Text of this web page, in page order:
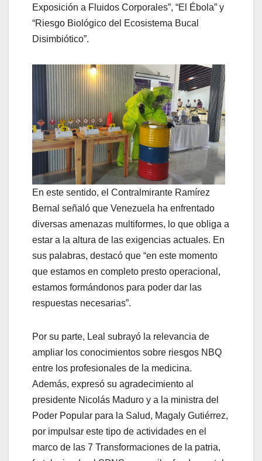
Exposición a Fluidos Corporales”, “El Ébola” y
“Riesgo Biológico del Ecosistema Bucal
Disimbiótico”.
En este sentido, el Contralmirante Ramírez
Bernal señaló que Venezuela ha enfrentado
diversas amenazas multiformes, lo que obliga a
estar a la altura de las exigencias actuales. En
sus palabras, destacó que “en este momento
que estamos en completo presto operacional,
estamos formándonos para poder dar las
respuestas necesarias”.
Por su parte, Leal subrayó la relevancia de
ampliar los conocimientos sobre riesgos NBQ
entre los profesionales de la medicina.
Además, expresó su agradecimiento al
presidente Nicolás Maduro y a la ministra del
Poder Popular para la Salud, Magaly Gutiérrez,
por impulsar este tipo de actividades en el
marco de las 7 Transformaciones de la patria,